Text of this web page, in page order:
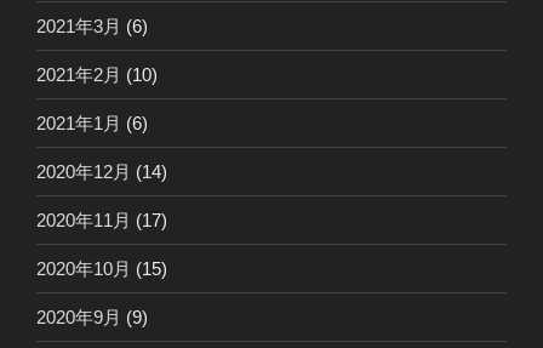
2021年3月 (6)
2021年2月 (10)
2021年1月 (6)
2020年12月 (14)
2020年11月 (17)
2020年10月 (15)
2020年9月 (9)